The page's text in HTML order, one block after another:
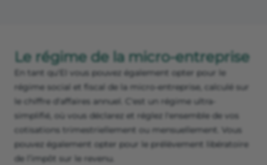
Le régime de la micro-entreprise
En tant qu'EI vous pouvez également opter pour le
régime social et fiscal de la micro-entreprise, calculé sur
le chiffre d'affaires annuel. C'est un régime ultra-
simplifié, où vous déclarez et réglez l'ensemble de vos
cotisations trimestriellement ou mensuellement. Vous
pouvez également opter pour le prélèvement libératoire
de l’impôt sur le revenu.